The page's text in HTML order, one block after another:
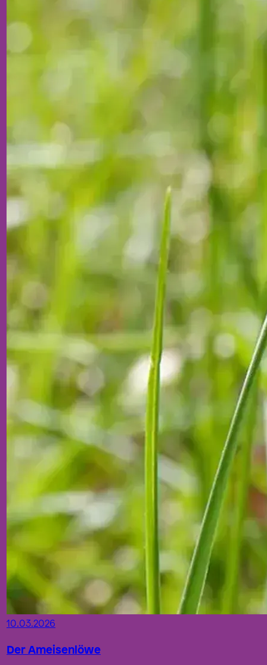
10.03.2026
Der Ameisenlöwe